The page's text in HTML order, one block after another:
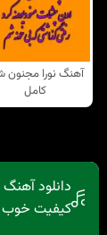
آهنگ نورا مجنون
کامل
دانلود
کیفیت خوب